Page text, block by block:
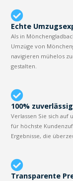
Echte
Als in
Umzüge von
navigieren mühelos
gestalten.
100%
Verlassen Sie sich auf
für höchste
Ergebnisse, die
Transparente